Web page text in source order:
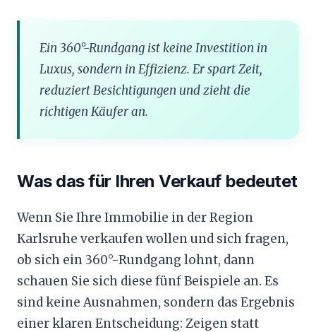
Ein 360°-Rundgang ist keine Investition in
Luxus, sondern in Effizienz. Er spart Zeit,
reduziert Besichtigungen und zieht die
richtigen Käufer an.
Was das für Ihren Verkauf bedeutet
Wenn Sie Ihre Immobilie in der Region
Karlsruhe verkaufen wollen und sich fragen,
ob sich ein 360°-Rundgang lohnt, dann
schauen Sie sich diese fünf Beispiele an. Es
sind keine Ausnahmen, sondern das Ergebnis
einer klaren Entscheidung: Zeigen statt